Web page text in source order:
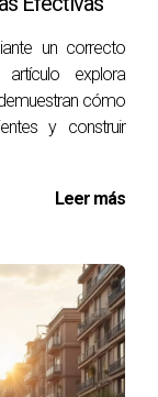
mejor con los
una venta
vender tu
Soy
un correcto
explora
cómo
y construir
Leer más